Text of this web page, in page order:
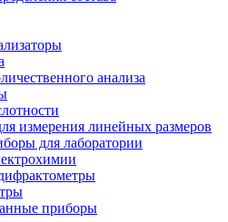
анализа
измерения линейных размеров
для лаборатории
приборы